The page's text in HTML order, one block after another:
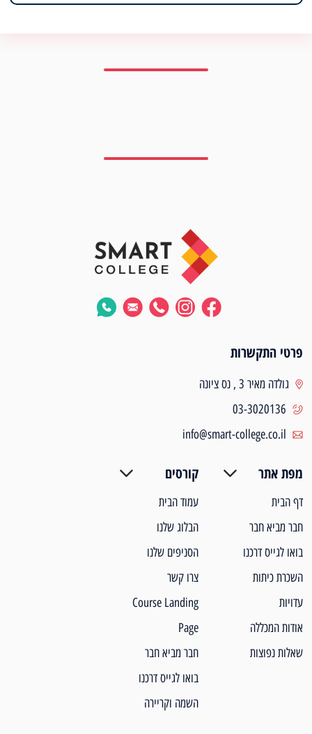
פרטי התקשרות
גולדה מאיר 3 , נס ציונה
03-3020136
info@smart-college.co.il
מפת אתר
דף הבית
חבר מביא חבר
בואו לגייס דרכנו
השכרת כיתות
עדויות
אודות המכללה
שאלות נפוצות
קורסים
עמוד הבית
הבלוג שלנו
הסניפים שלנו
צרו קשר
Course Landing
Page
חבר מביא חבר
בואו לגייס דרכנו
השמה וקריירה